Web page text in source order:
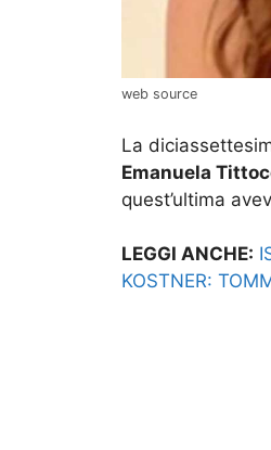
web source
La
Emanuela
quest’ultima
LEGGI ANCHE:
KOSTNER: